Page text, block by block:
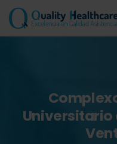
Universitario